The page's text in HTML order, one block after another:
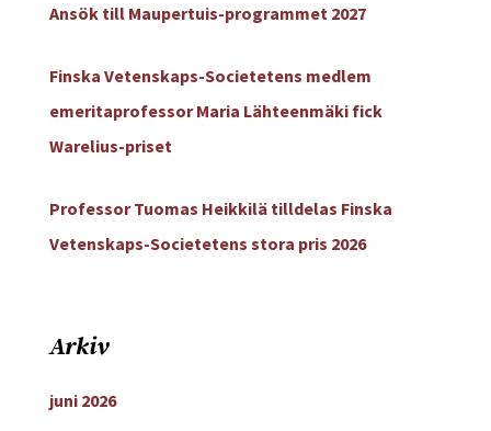
Ansök till Maupertuis-programmet 2027
Finska Vetenskaps-Societetens medlem
emeritaprofessor Maria Lähteenmäki fick
Warelius-priset
Professor Tuomas Heikkilä tilldelas Finska
Vetenskaps-Societetens stora pris 2026
Arkiv
juni 2026